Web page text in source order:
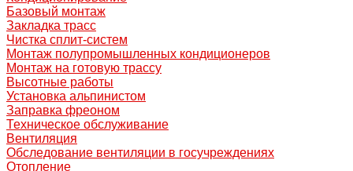
Базовый монтаж
Закладка трасс
Чистка сплит-систем
Монтаж полупромышленных кондиционеров
Монтаж на готовую трассу
Высотные работы
Установка альпинистом
Заправка фреоном
Техническое обслуживание
Вентиляция
Обследование вентиляции в госучреждениях
Отопление